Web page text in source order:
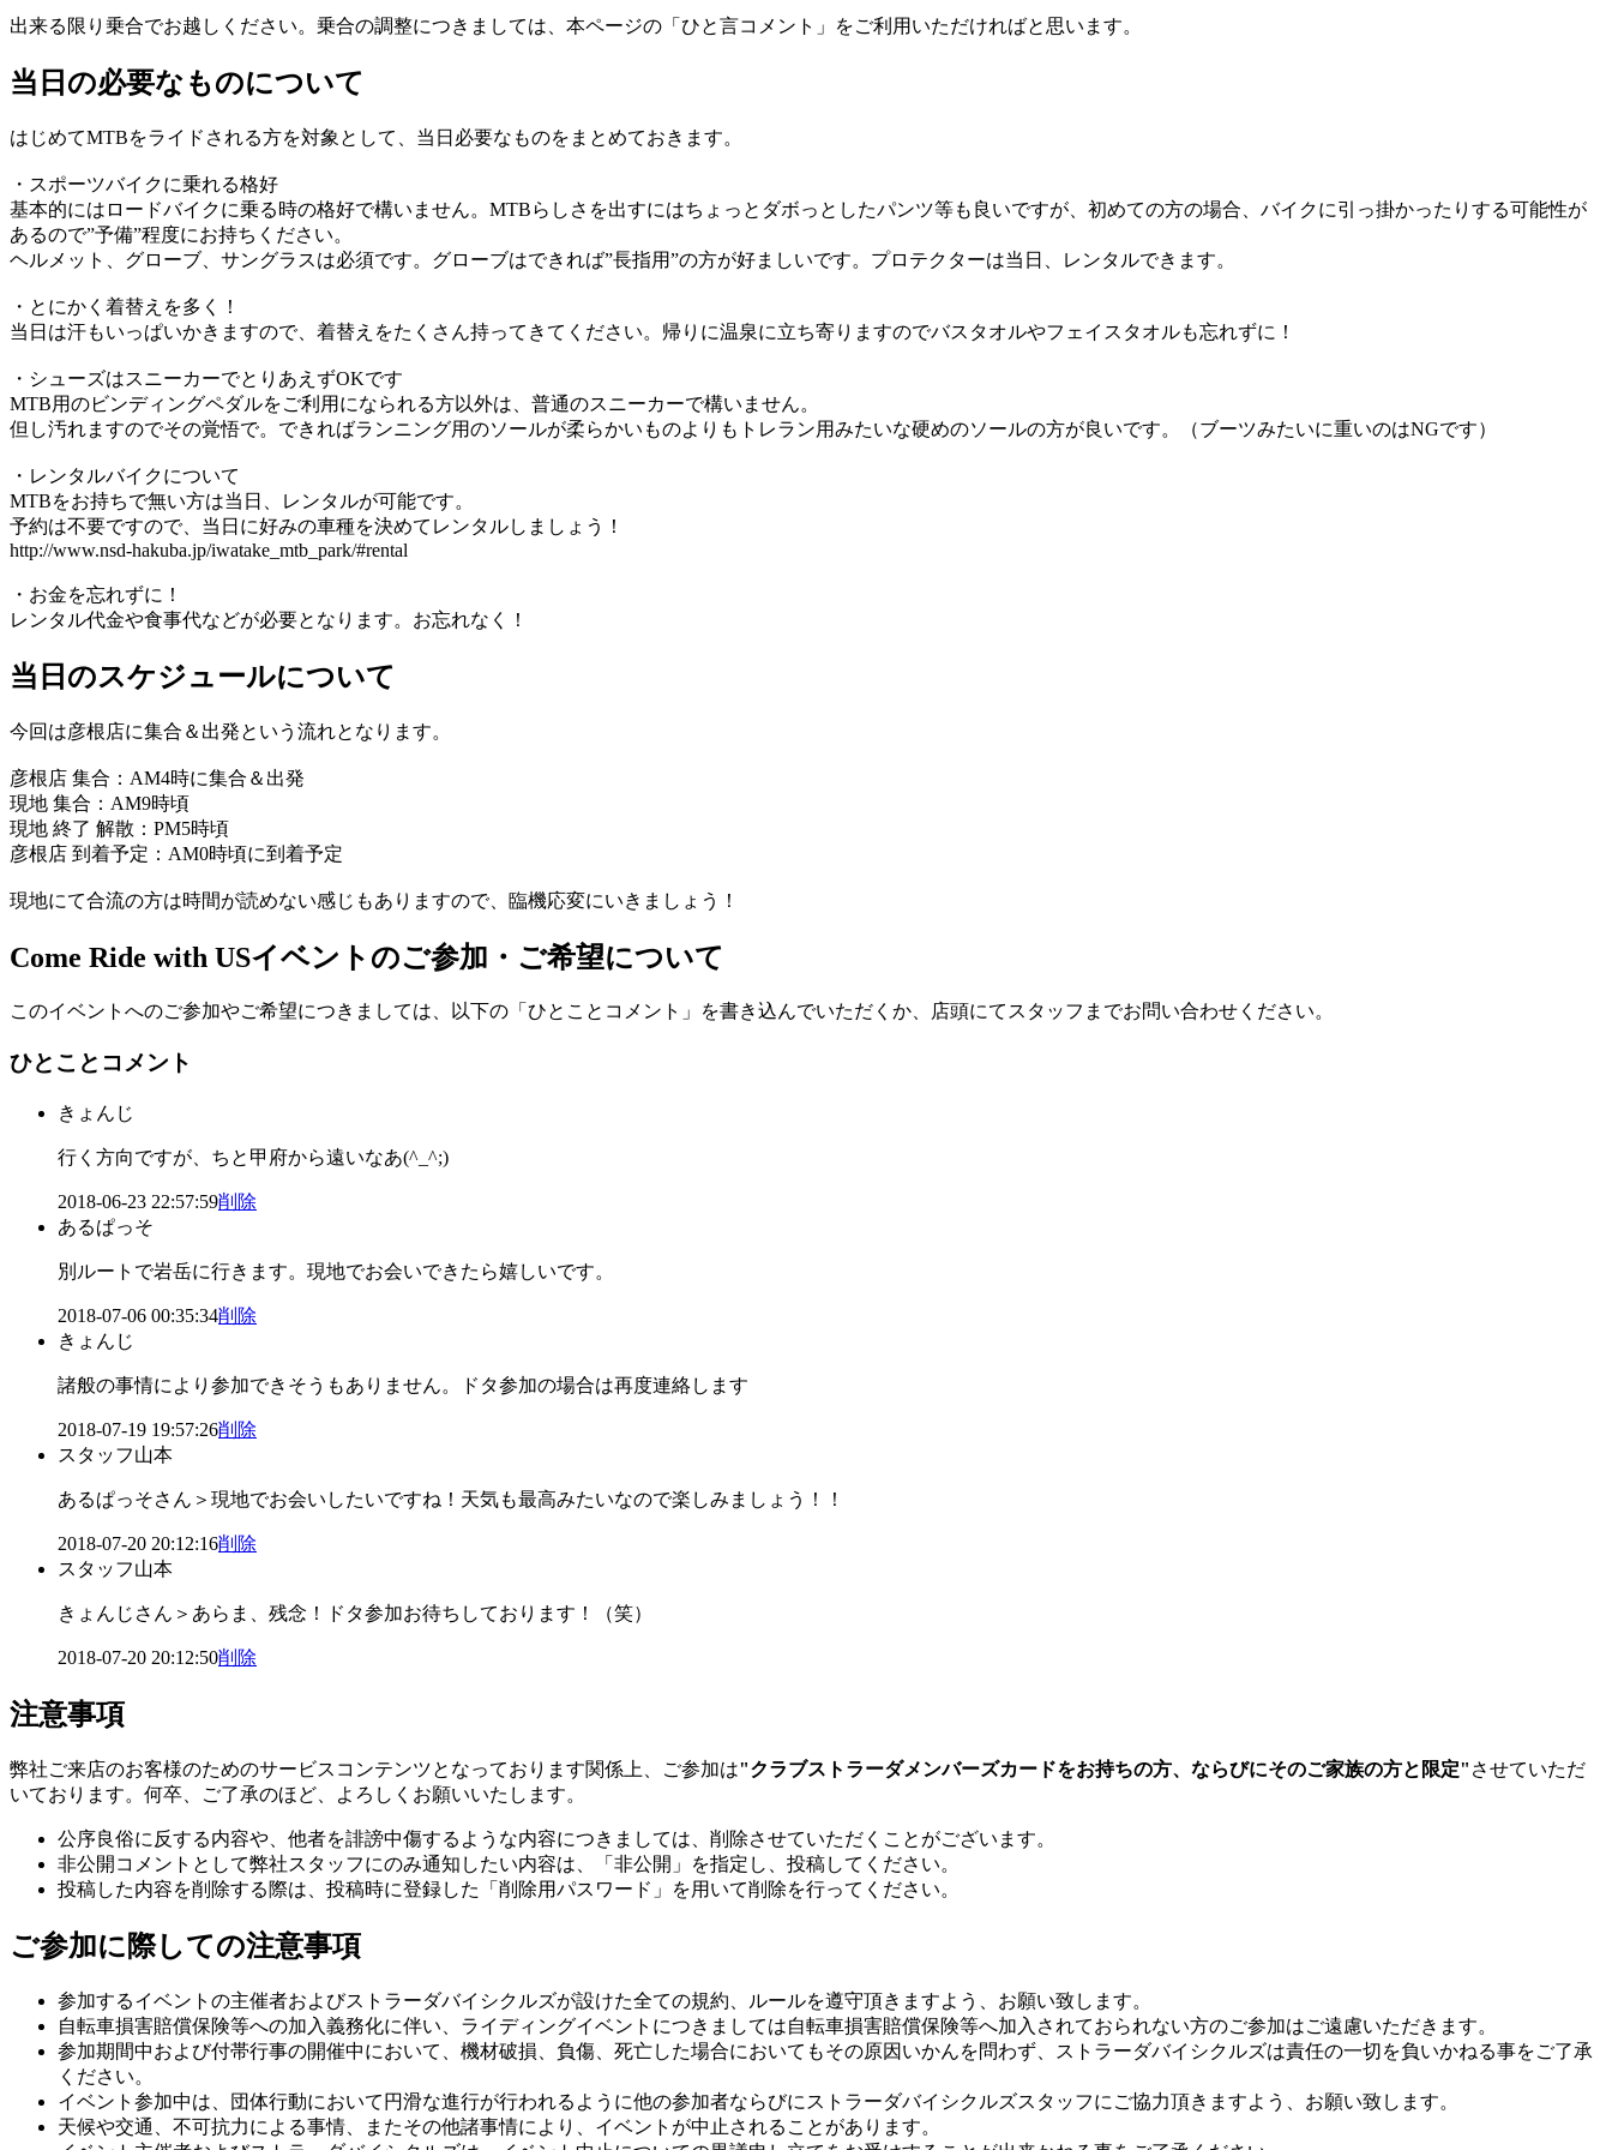
出来る限り乗合でお越しください。乗合の調整につきましては、本ページの「ひと言コメント」をご利用いただければと思います。
当日の必要なものについて
はじめてMTBをライドされる方を対象として、当日必要なものをまとめておきます。
・スポーツバイクに乗れる格好
基本的にはロードバイクに乗る時の格好で構いません。MTBらしさを出すにはちょっとダボっとしたパンツ等も良いですが、初めての方の場合、バイクに引っ掛かったりする可能性が
あるので”予備”程度にお持ちください。
ヘルメット、グローブ、サングラスは必須です。グローブはできれば”長指用”の方が好ましいです。プロテクターは当日、レンタルできます。
・とにかく着替えを多く！
当日は汗もいっぱいかきますので、着替えをたくさん持ってきてください。帰りに温泉に立ち寄りますのでバスタオルやフェイスタオルも忘れずに！
・シューズはスニーカーでとりあえずOKです
MTB用のビンディングペダルをご利用になられる方以外は、普通のスニーカーで構いません。
但し汚れますのでその覚悟で。できればランニング用のソールが柔らかいものよりもトレラン用みたいな硬めのソールの方が良いです。（ブーツみたいに重いのはNGです）
・レンタルバイクについて
MTBをお持ちで無い方は当日、レンタルが可能です。
予約は不要ですので、当日に好みの車種を決めてレンタルしましょう！
http://www.nsd-hakuba.jp/iwatake_mtb_park/#rental
・お金を忘れずに！
レンタル代金や食事代などが必要となります。お忘れなく！
当日のスケジュールについて
今回は彦根店に集合＆出発という流れとなります。
彦根店 集合：AM4時に集合＆出発
現地 集合：AM9時頃
現地 終了 解散：PM5時頃
彦根店 到着予定：AM0時頃に到着予定
現地にて合流の方は時間が読めない感じもありますので、臨機応変にいきましょう！
Come Ride with USイベントのご参加・ご希望について
このイベントへのご参加やご希望につきましては、以下の「ひとことコメント」を書き込んでいただくか、店頭にてスタッフまでお問い合わせください。
ひとことコメント
きょんじ
行く方向ですが、ちと甲府から遠いなあ(^_^;)
2018-06-23 22:57:59削除
あるぱっそ
別ルートで岩岳に行きます。現地でお会いできたら嬉しいです。
2018-07-06 00:35:34削除
きょんじ
諸般の事情により参加できそうもありません。ドタ参加の場合は再度連絡します
2018-07-19 19:57:26削除
スタッフ山本
あるぱっそさん＞現地でお会いしたいですね！天気も最高みたいなので楽しみましょう！！
2018-07-20 20:12:16削除
スタッフ山本
きょんじさん＞あらま、残念！ドタ参加お待ちしております！（笑）
2018-07-20 20:12:50削除
注意事項
弊社ご来店のお客様のためのサービスコンテンツとなっております関係上、ご参加は"クラブストラーダメンバーズカードをお持ちの方、ならびにそのご家族の方と限定" させていただ
いております。何卒、ご了承のほど、よろしくお願いいたします。
公序良俗に反する内容や、他者を誹謗中傷するような内容につきましては、削除させていただくことがございます。
非公開コメントとして弊社スタッフにのみ通知したい内容は、「非公開」を指定し、投稿してください。
投稿した内容を削除する際は、投稿時に登録した「削除用パスワード」を用いて削除を行ってください。
ご参加に際しての注意事項
参加するイベントの主催者およびストラーダバイシクルズが設けた全ての規約、ルールを遵守頂きますよう、お願い致します。
自転車損害賠償保険等への加入義務化に伴い、ライディングイベントにつきましては自転車損害賠償保険等へ加入されておられない方のご参加はご遠慮いただきます。
参加期間中および付帯行事の開催中において、機材破損、負傷、死亡した場合においてもその原因いかんを問わず、ストラーダバイシクルズは責任の一切を負いかねる事をご了承
ください。
イベント参加中は、団体行動において円滑な進行が行われるように他の参加者ならびにストラーダバイシクルズスタッフにご協力頂きますよう、お願い致します。
天候や交通、不可抗力による事情、またその他諸事情により、イベントが中止されることがあります。